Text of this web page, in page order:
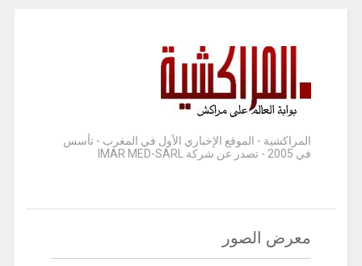
المراكشية - الموقع الإخباري الأول في المغرب - تأسس
في 2005 - تصدر عن شركة IMAR MED-SARL
معرض الصور